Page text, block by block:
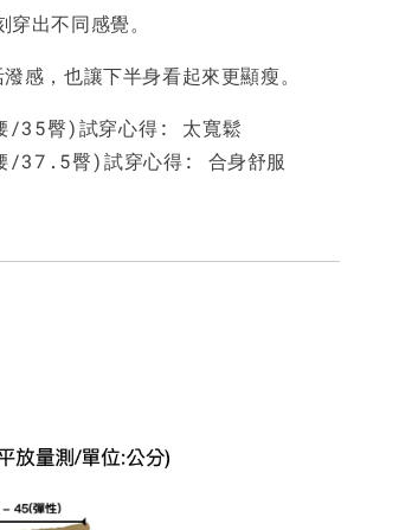
出不同感覺。
感，也讓下半身看起來更顯瘦。
臀)試穿心得: 太寬鬆
臀)試穿心得: 合身舒服